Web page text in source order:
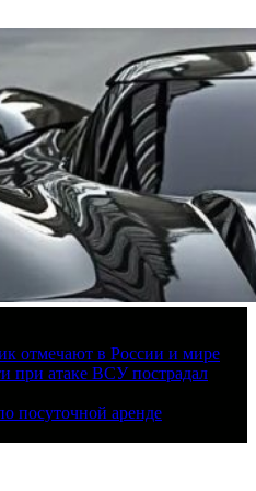
отмечают в России и мире
при атаке ВСУ пострадал
посуточной аренде